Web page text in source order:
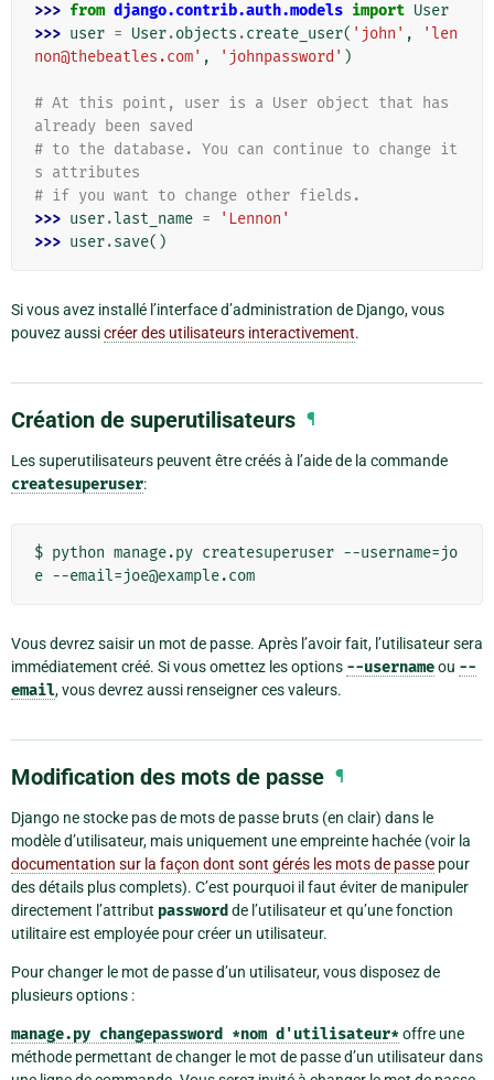
>>> from django.contrib.auth.models import User
>>> user = User.objects .create_user( 'john' ,
'len
non@thebeatles.com' , 'johnpassword' )
# At this point, user is a User object that has
already been saved
# to the database. You can continue to change it
s attributes
# if you want to change other fields.
>>> user.last_name =
'Lennon'
>>> user.save()
Si vous avez installé l’interface d’administration de Django, vous
pouvez aussicréer des utilisateurs interactivement.
Création de superutilisateurs ¶
Les superutilisateurs peuvent être créés à l’aide de la commande
createsuperuser:
$ python manage.py createsuperuser --username=jo
Vous devrez saisir un mot de passe. Après l’avoir fait, l’utilisateur sera
immédiatement créé. Si vous omettez les options --usernameou --
email, vous devrez aussi renseigner ces valeurs.
Modification des mots de passe ¶
Django ne stocke pas de mots de passe bruts (en clair) dans le
modèle d’utilisateur, mais uniquement une empreinte hachée (voir la
documentation sur la façon dont sont gérés les mots de passe pour
des détails plus complets). C’est pourquoi il faut éviter de manipuler
directement l’attribut password de l’utilisateur et qu’une fonction
utilitaire est employée pour créer un utilisateur.
Pour changer le mot de passe d’un utilisateur, vous disposez de
plusieurs options :
manage.py changepassword *nom d'utilisateur*offre une
méthode permettant de changer le mot de passe d’un utilisateur dans